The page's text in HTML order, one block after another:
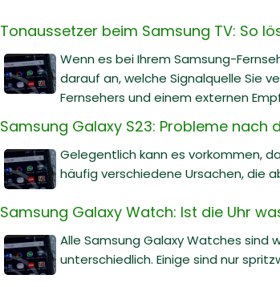
Tonaussetzer beim Samsung TV: So
Wenn es bei Ihrem Samsung-
darauf an, welche Signalquelle Sie
Fernsehers und einem externen
Samsung Galaxy S23: Probleme nach
Gelegentlich kann es vorkommen,
häufig verschiedene Ursachen, die
Samsung Galaxy Watch: Ist die Uhr
Alle Samsung Galaxy Watches sind
unterschiedlich. Einige sind nur